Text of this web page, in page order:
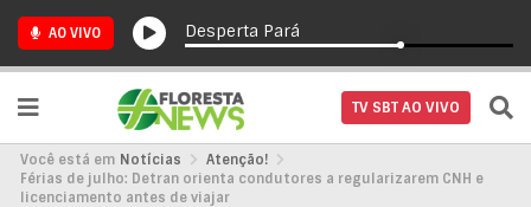
AO VIVO Desperta Pará
TV SBT AO VIVO
Você está em Notícias
Atenção!
Férias de julho: Detran orienta condutores a regularizarem CNH e
licenciamento antes de viajar